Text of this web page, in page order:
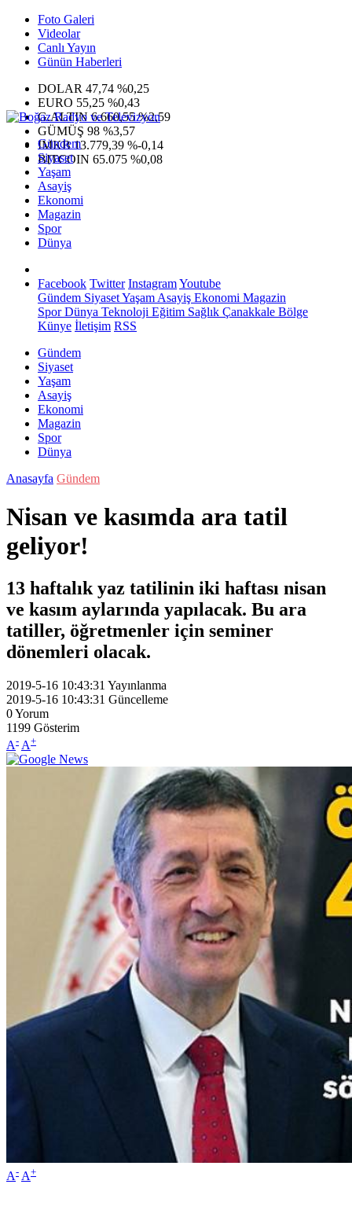
Foto Galeri
Videolar
Canlı Yayın
Günün Haberleri
DOLAR 47,74 %0,25
EURO 55,25 %0,43
G.ALTIN6.660,55 %2,59
GÜMÜŞ 98 %3,57
IMKB13.779,39 %-0,14
BITCOIN 65.075 %0,08
Gündem
Siyaset
Yaşam
Asayiş
Ekonomi
Magazin
Spor
Dünya
Facebook Twitter InstagramYoutube
Gündem SiyasetYaşam Asayiş Ekonomi Magazin
SporDünya Teknoloji Eğitim Sağlık Çanakkale Bölge
Künye İletişim RSS
Gündem
Siyaset
Yaşam
Asayiş
Ekonomi
Magazin
Spor
Dünya
Anasayfa Gündem
Nisan ve kasımda ara tatil
geliyor!
13 haftalık yaz tatilinin iki haftası nisan
ve kasım aylarında yapılacak. Bu ara
tatiller, öğretmenler için seminer
dönemleri olacak.
2019-5-16 10:43:31 Yayınlanma
2019-5-16 10:43:31 Güncelleme
0Yorum
1199 Gösterim
A- A+
A- A+